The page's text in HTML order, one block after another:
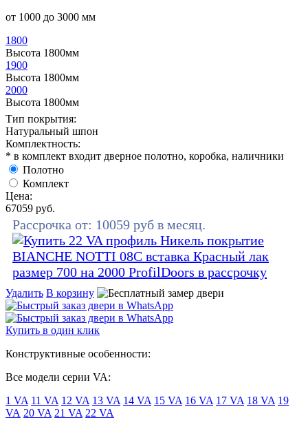
от 1000 до 3000 мм
1800
Высота 1800мм
1900
Высота 1800мм
2000
Высота 1800мм
Тип покрытия:
Натуральный шпон
Комплектность:
* в комплект входит дверное полотно, коробка, наличники
Полотно
Комплект
Цена:
67059 руб.
Рассрочка от: 10059 руб в месяц.
Удалить В корзину
Купить в один клик
Конструктивные особенности:
Все модели серии VA:
1 VA 11 VA 12 VA 13 VA 14 VA 15 VA 16 VA 17 VA 18 VA 19
VA 20 VA 21 VA 22 VA